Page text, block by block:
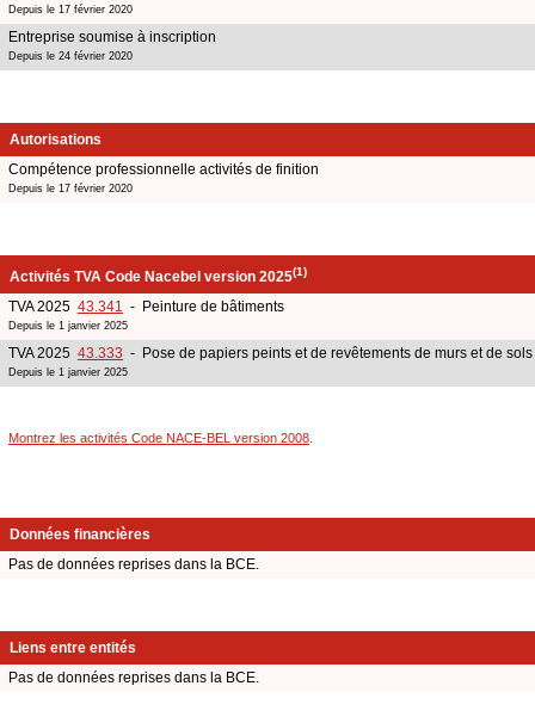
Depuis le 17 février 2020
Entreprise soumise à inscription
Depuis le 24 février 2020
Autorisations
Compétence professionnelle activités de finition
Depuis le 17 février 2020
Activités TVA Code Nacebel version 2025(1)
TVA 2025 43.341 - Peinture de bâtiments
Depuis le 1 janvier 2025
TVA 2025 43.333 - Pose de papiers peints et de revêtements de murs et de
Depuis le 1 janvier 2025
Montrez les activités Code NACE-BEL version 2008
Données financières
Pas de données reprises dans la BCE.
Liens entre entités
Pas de données reprises dans la BCE.